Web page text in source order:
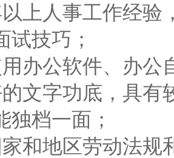
上人事工作经验
试技巧；
办公软件、办公
文字功底，具有
独档一面；
和地区劳动法规